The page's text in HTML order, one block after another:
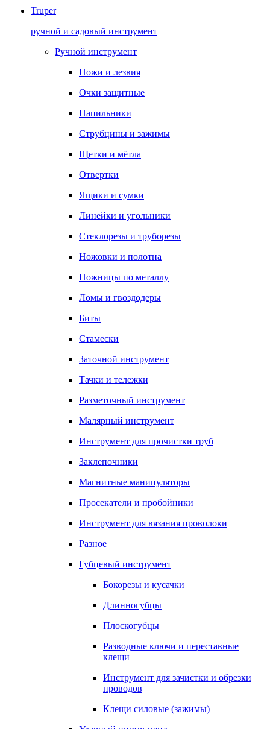
Truper
ручной и садовый инструмент
Ручной инструмент
Ножи и лезвия
Очки защитные
Напильники
Струбцины и зажимы
Щетки и мётла
Отвертки
Ящики и сумки
Линейки и угольники
Стеклорезы и труборезы
Ножовки и полотна
Ножницы по металлу
Ломы и гвоздодеры
Биты
Стамески
Заточной инструмент
Тачки и тележки
Разметочный инструмент
Малярный инструмент
Инструмент для прочистки труб
Заклепочники
Магнитные манипуляторы
Просекатели и пробойники
Инструмент для вязания проволоки
Разное
Губцевый инструмент
Бокорезы и кусачки
Длинногубцы
Плоскогубцы
Разводные ключи и переставные
клещи
Инструмент для зачистки и обрезки
проводов
Клещи силовые (зажимы)